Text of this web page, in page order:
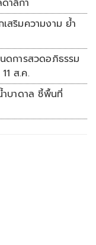
าลิกา
สริมความงาม ย้ำ
ดการสวดอภิธรรม
ส.ค.
บาดาล ชี้พื้นที่